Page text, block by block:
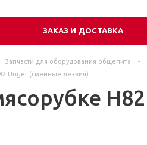
ЗАКАЗ И ДОСТАВКА
Запчасти для оборудования общепита -
Unger (сменные лезвия)